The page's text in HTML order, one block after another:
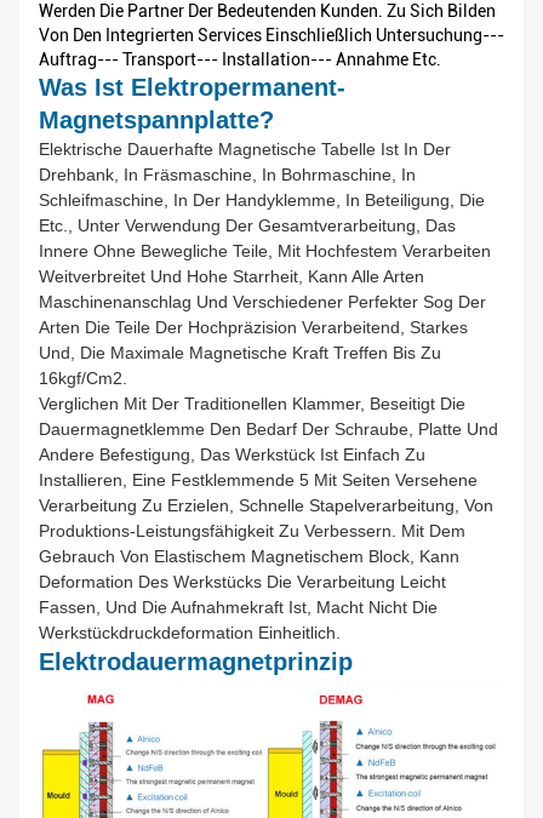
Werden Die Partner Der Bedeutenden Kunden. Zu Sich Bilden
Von Den Integrierten Services Einschließlich Untersuchung---
Auftrag--- Transport--- Installation--- Annahme Etc.
Was Ist Elektropermanent-
Magnetspannplatte?
Elektrische Dauerhafte Magnetische Tabelle Ist In Der
Drehbank, In Fräsmaschine, In Bohrmaschine, In
Schleifmaschine, In Der Handyklemme, In Beteiligung, Die
Etc., Unter Verwendung Der Gesamtverarbeitung, Das
Innere Ohne Bewegliche Teile, Mit Hochfestem Verarbeiten
Weitverbreitet Und Hohe Starrheit, Kann Alle Arten
Maschinenanschlag Und Verschiedener Perfekter Sog Der
Arten Die Teile Der Hochpräzision Verarbeitend, Starkes
Und, Die Maximale Magnetische Kraft Treffen Bis Zu
16kgf/cm2.
Verglichen Mit Der Traditionellen Klammer, Beseitigt Die
Dauermagnetklemme Den Bedarf Der Schraube, Platte Und
Andere Befestigung, Das Werkstück Ist Einfach Zu
Installieren, Eine Festklemmende 5 Mit Seiten Versehene
Verarbeitung Zu Erzielen, Schnelle Stapelverarbeitung, Von
Produktions-Leistungsfähigkeit Zu Verbessern. Mit Dem
Gebrauch Von Elastischem Magnetischem Block, Kann
Deformation Des Werkstücks Die Verarbeitung Leicht
Fassen, Und Die Aufnahmekraft Ist, Macht Nicht Die
Werkstückdruckdeformation Einheitlich.
Elektrodauermagnetprinzip